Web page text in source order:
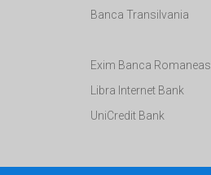
Banca Transilvania
Exim Banca
Libra Internet Bank
UniCredit Bank